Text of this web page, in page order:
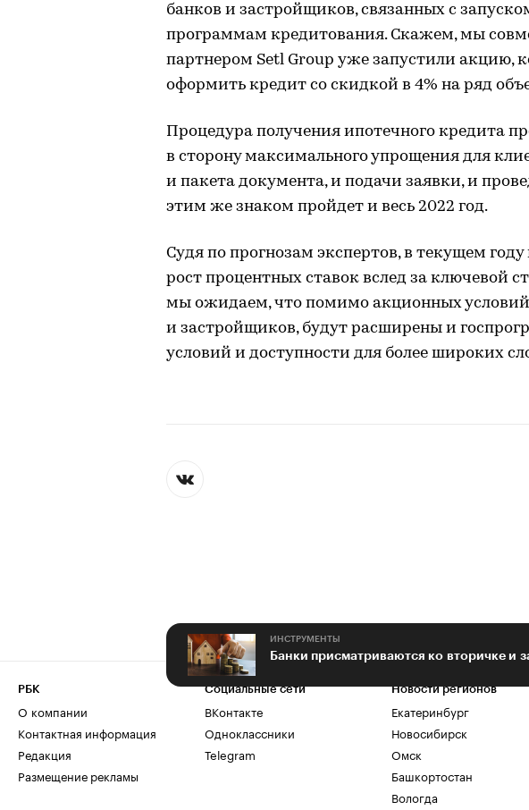
банков и застройщиков, связанных с
программам кредитования. Скажем, мы
партнером Setl Group уже запустили акцию,
оформить кредит со скидкой в 4% на ряд
Процедура получения ипотечного кредита
в сторону максимального упрощения для
и пакета документа, и подачи заявки, и
этим же знаком пройдет и весь 2022 год.
Судя по прогнозам экспертов, в текущем
рост процентных ставок вслед за ключевой
мы ожидаем, что помимо акционных условий
и застройщиков, будут расширены и
условий и доступности для более широких
ИНСТРУМЕНТЫ
Банки присматриваются ко вторичке и
РБК
О компании
Контактная информация
Редакция
Размещение рекламы
Социальные сети
ВКонтакте
Одноклассники
Telegram
Новости регионов
Екатеринбург
Новосибирск
Омск
Башкортостан
Вологда